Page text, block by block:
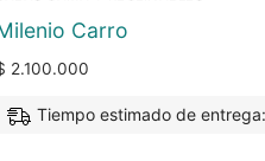
Carro
2.100.000
Tiempo estimado de